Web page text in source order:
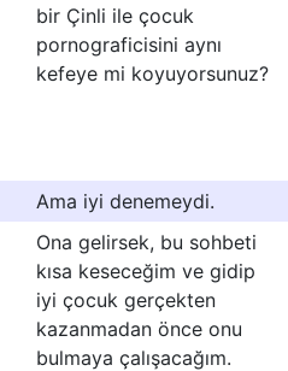
bir Çinli ile çocuk
pornograficisini aynı
kefeye mi koyuyorsunuz?
Ama iyi denemeydi.
Ona gelirsek, bu sohbeti
kısa keseceğim ve gidip
iyi çocuk gerçekten
kazanmadan önce onu
bulmaya çalışacağım.